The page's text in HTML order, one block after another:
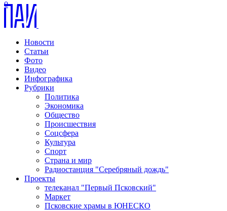
Новости
Статьи
Фото
Видео
Инфографика
Рубрики
Политика
Экономика
Общество
Происшествия
Соцсфера
Культура
Спорт
Страна и мир
Радиостанция "Серебряный дождь"
Проекты
телеканал "Первый Псковский"
Маркет
Псковские храмы в ЮНЕСКО
0